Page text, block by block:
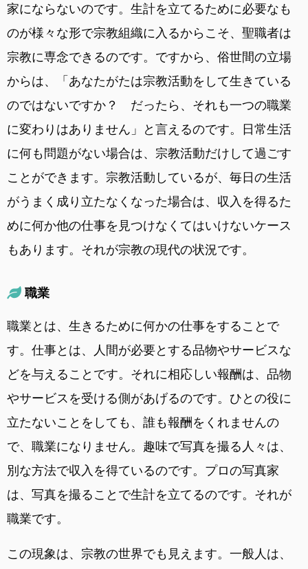
家にならないのです。生計を立てるために必要なも
のが様々な形で宗教組織に入るからこそ、聖職者は
宗教に専念できるのです。ですから、俗世間の立場
からは、「あなたがたは宗教活動をして生きている
のではないですか？ だったら、それも一つの職業
に変わりはありません」と言えるのです。日常生活
に何も問題がない場合は、宗教活動だけして過ごす
ことができます。宗教活動しているが、毎日の生活
がうまく成り立たなくなった場合は、収入を得るた
めに何か他の仕事を見つけなくてはいけないケース
もあります。それが宗教の現代の状況です。
職業
職業とは、生きるために何かの仕事をすることで
す。仕事とは、人間が必要とする品物やサービスな
どを与えることです。それに相応しい報酬は、品物
やサービスを受ける側があげるのです。ひとの役に
立たないことをしても、誰も報酬をくれませんの
で、職業になりません。趣味で写真を撮る人々は、
別な方法で収入を得ているのです。プロの写真家
は、写真を撮ることで生計を立てるのです。それが
職業です。
この現象は、宗教の世界でも見えます。一般人は、